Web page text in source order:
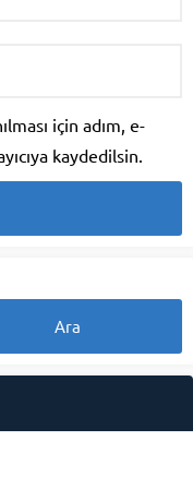
için adım, e-
kaydedilsin.